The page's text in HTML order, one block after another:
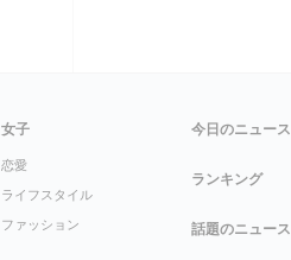
女子
恋愛
ライフスタイル
ファッション
今日のニュース
ランキング
話題のニュース